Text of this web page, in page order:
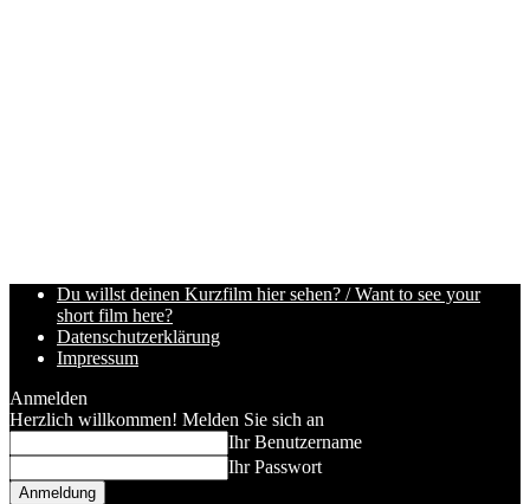
Du willst deinen Kurzfilm hier sehen? / Want to see your
short film here?
Datenschutzerklärung
Impressum
Anmelden
Herzlich willkommen! Melden Sie sich an
Ihr Benutzername
Ihr Passwort